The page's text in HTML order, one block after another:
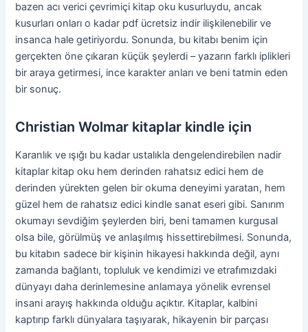
bazen acı verici çevrimiçi kitap oku kusurluydu, ancak
kusurları onları o kadar pdf ücretsiz indir ilişkilenebilir ve
insanca hale getiriyordu. Sonunda, bu kitabı benim için
gerçekten öne çıkaran küçük şeylerdi – yazarın farklı iplikleri
bir araya getirmesi, ince karakter anları ve beni tatmin eden
bir sonuç.
Christian Wolmar kitaplar kindle için
Karanlık ve ışığı bu kadar ustalıkla dengelendirebilen nadir
kitaplar kitap oku hem derinden rahatsız edici hem de
derinden yürekten gelen bir okuma deneyimi yaratan, hem
güzel hem de rahatsız edici kindle sanat eseri gibi. Sanırım
okumayı sevdiğim şeylerden biri, beni tamamen kurgusal
olsa bile, görülmüş ve anlaşılmış hissettirebilmesi. Sonunda,
bu kitabın sadece bir kişinin hikayesi hakkında değil, aynı
zamanda bağlantı, topluluk ve kendimizi ve etrafımızdaki
dünyayı daha derinlemesine anlamaya yönelik evrensel
insani arayış hakkında olduğu açıktır. Kitaplar, kalbini
kaptırıp farklı dünyalara taşıyarak, hikayenin bir parçası